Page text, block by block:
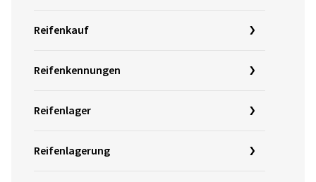
Reifenkauf
Reifenkennungen
Reifenlager
Reifenlagerung